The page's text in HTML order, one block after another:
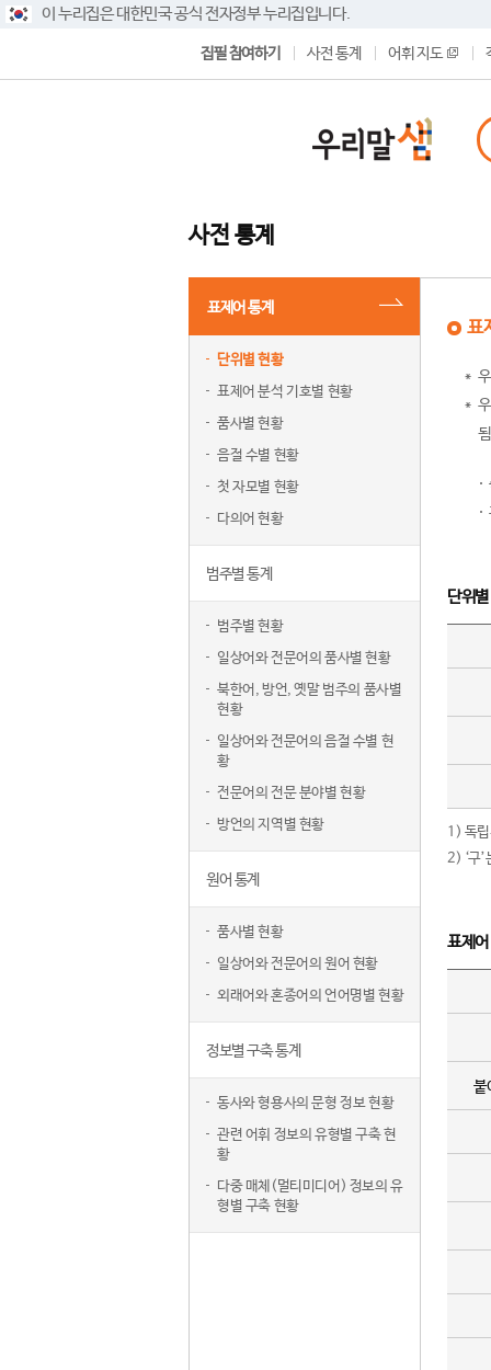
이 누리집은 대한민국 공식 전자정부 누리집입니다.
집필 참여하기 사전 통계 어휘 지도
사전 통계
표제어 통계
단위별 현황
표제어 분석 기호별 현황
품사별 현황
음절 수별 현황
첫 자모별 현황
다의어 현황
범주별 통계
범주별 현황
일상어와 전문어의 품사별 현황
북한어, 방언, 옛말 범주의 품사별
현황
일상어와 전문어의 음절 수별 현
황
전문어의 전문 분야별 현황
방언의 지역별 현황
원어 통계
품사별 현황
일상어와 전문어의 원어 현황
외래어와 혼종어의 언어명별 현황
정보별 구축 통계
동사와 형용사의 문형 정보 현황
관련 어휘 정보의 유형별 구축 현
황
다중 매체(멀티미디어) 정보의 유
형별 구축 현황
표
단위
1) 독립
2) ‘구
표제
붙